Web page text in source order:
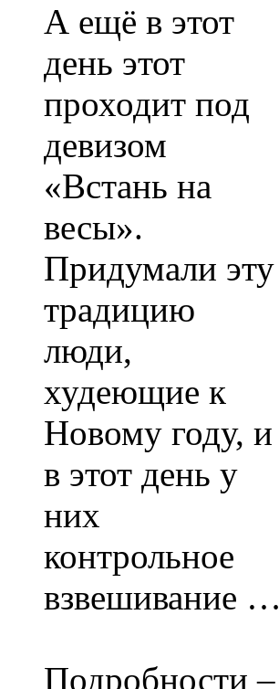
А ещё в этот
день этот
проходит под
девизом
«Встань на
весы».
Придумали эту
традицию
люди,
худеющие к
Новому году, и
в этот день у
них
контрольное
взвешивание …
Подробности –